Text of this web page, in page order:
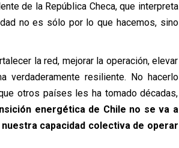
de la República Checa, que interpreta
no es sólo por lo que hacemos, sino
la red, mejorar la operación, elevar
verdaderamente resiliente. No hacerlo
otros países les ha tomado décadas,
energética de Chile no se va a
capacidad colectiva de operar